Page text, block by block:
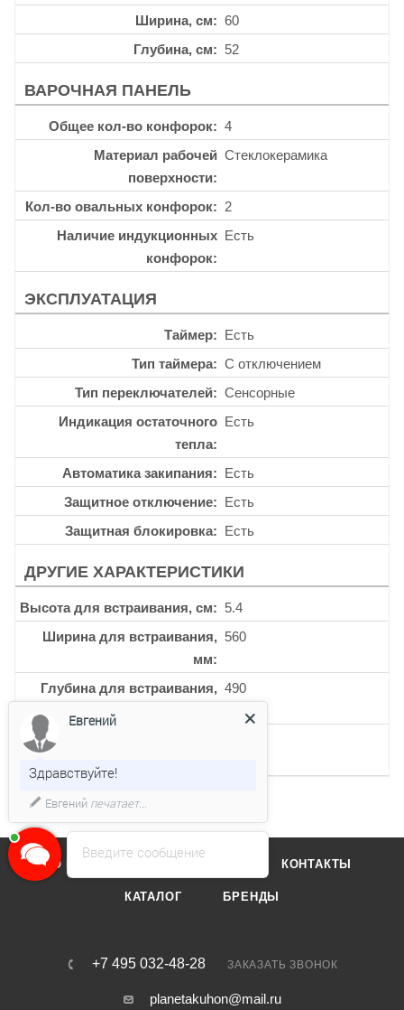
Ширина, см
60
Глубина, см
52
ВАРОЧНАЯ ПАНЕЛЬ
Общее кол-во конфорок
4
Материал рабочей
поверхности
Стеклокерамика
Кол-во овальных конфорок
2
Наличие индукционных
конфорок
Есть
ЭКСПЛУАТАЦИЯ
Таймер
Есть
Тип таймера
С отключением
Тип переключателей
Сенсорные
Индикация остаточного
тепла
Есть
Автоматика закипания
Есть
Защитное отключение
Есть
Защитная блокировка
Есть
ДРУГИЕ ХАРАКТЕРИСТИКИ
Высота для встраивания, см
5.4
Ширина для встраивания,
мм
560
Глубина для встраивания, 490
О КОМПАНИИ КОНТАКТЫ
КАТАЛОГ БРЕНДЫ
+7 495 032-48-28 ЗАКАЗАТЬ ЗВОНОК
planetakuhon@mail.ru
Введите сообщение
Евгений
Здравствуйте!
Евгенийпечатает...